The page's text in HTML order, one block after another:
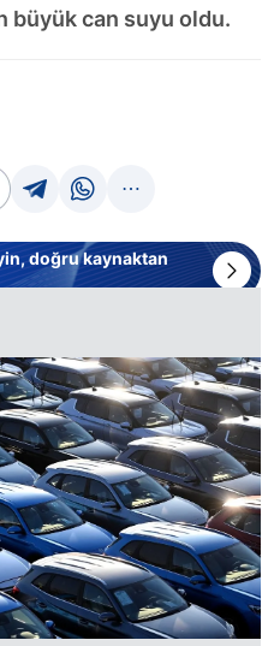
büyük can suyu oldu.
doğru kaynaktan